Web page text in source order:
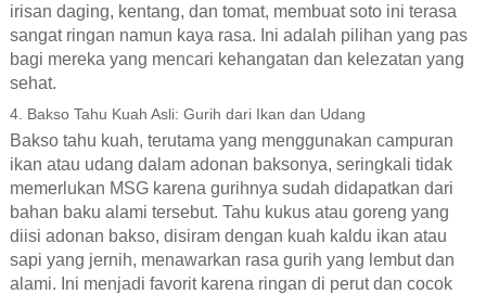
irisan daging, kentang, dan tomat, membuat soto ini terasa
sangat ringan namun kaya rasa. Ini adalah pilihan yang pas
bagi mereka yang mencari kehangatan dan kelezatan yang
sehat.
4. Bakso Tahu Kuah Asli: Gurih dari Ikan dan Udang
Bakso tahu kuah, terutama yang menggunakan campuran
ikan atau udang dalam adonan baksonya, seringkali tidak
memerlukan MSG karena gurihnya sudah didapatkan dari
bahan baku alami tersebut. Tahu kukus atau goreng yang
diisi adonan bakso, disiram dengan kuah kaldu ikan atau
sapi yang jernih, menawarkan rasa gurih yang lembut dan
alami. Ini menjadi favorit karena ringan di perut dan cocok